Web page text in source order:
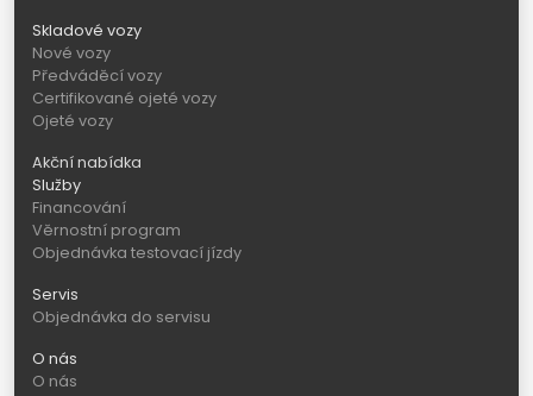
Skladové vozy
Nové vozy
Předváděcí vozy
Certifikované ojeté vozy
Ojeté vozy
Akční nabídka
Služby
Financování
Věrnostní program
Objednávka testovací jízdy
Servis
Objednávka do servisu
O nás
O nás